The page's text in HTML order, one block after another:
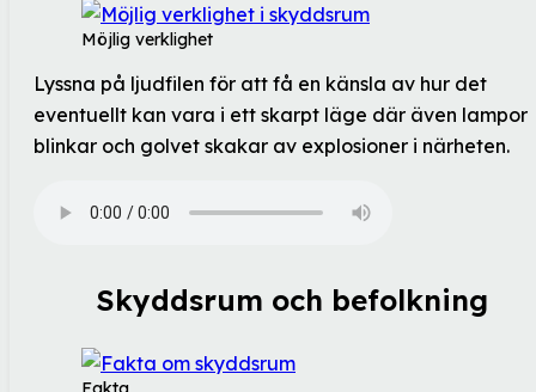
Möjlig verklighet
Lyssna på ljudfilen för att få en känsla av hur det
eventuellt kan vara i ett skarpt läge där även lampor
blinkar och golvet skakar av explosioner i närheten.
Skyddsrum och befolkning